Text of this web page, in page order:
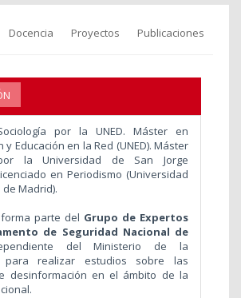
Docencia Proyectos Publicaciones
por la UNED. Máster en
y Educación en la Red (UNED). Máster
la Universidad de San Jorge
en Periodismo (Universidad
Madrid).
parte del Grupo de Expertos
de Seguridad Nacional de
del Ministerio de la
para realizar estudios sobre las
desinformación en el ámbito de la